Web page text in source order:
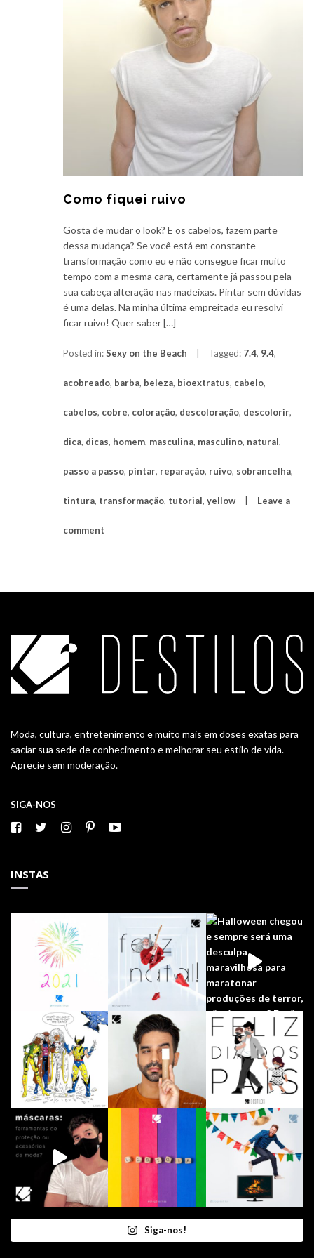
Como fiquei ruivo
Gosta de mudar o look? E os cabelos, fazem parte
dessa mudança? Se você está em constante
transformação como eu e não consegue ficar muito
tempo com a mesma cara, certamente já passou pela
sua cabeça alteração nas madeixas. Pintar sem dúvidas
é uma delas. Na minha última empreitada eu resolvi
ficar ruivo! Quer saber […]
Posted in:Sexy on the Beach Tagged: 7.4, 9.4,
acobreado, barba, beleza, bioextratus, cabelo,
cabelos, cobre, coloração, descoloração, descolorir,
dica, dicas, homem, masculina, masculino, natural,
passo a passo, pintar, reparação, ruivo, sobrancelha,
tintura, transformação, tutorial, yellow Leave a
comment
Moda, cultura, entretenimento e muito mais em doses exatas para
saciar sua sede de conhecimento e melhorar seu estilo de vida.
Aprecie sem moderação.
SIGA-NOS
INSTAS
Siga-nos!